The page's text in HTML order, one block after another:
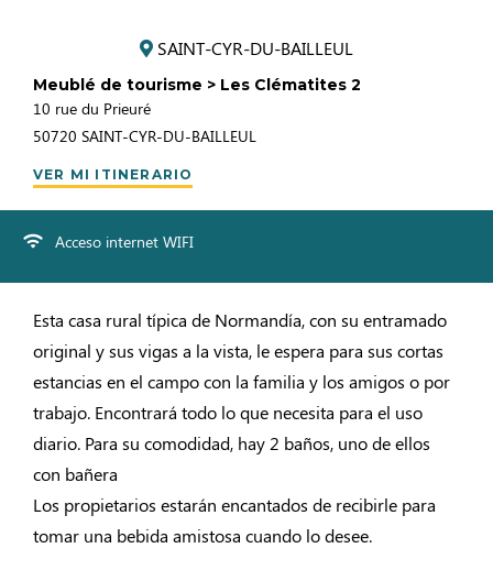
SAINT-CYR-DU-BAILLEUL
Meublé de tourisme > Les Clématites 2
10 rue du Prieuré
50720 SAINT-CYR-DU-BAILLEUL
VER MI ITINERARIO
Acceso internet WIFI
Esta casa rural típica de Normandía, con su entramado
original y sus vigas a la vista, le espera para sus cortas
estancias en el campo con la familia y los amigos o por
trabajo. Encontrará todo lo que necesita para el uso
diario. Para su comodidad, hay 2 baños, uno de ellos
con bañera
Los propietarios estarán encantados de recibirle para
tomar una bebida amistosa cuando lo desee.